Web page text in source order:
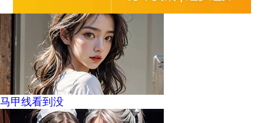
马甲线看到没